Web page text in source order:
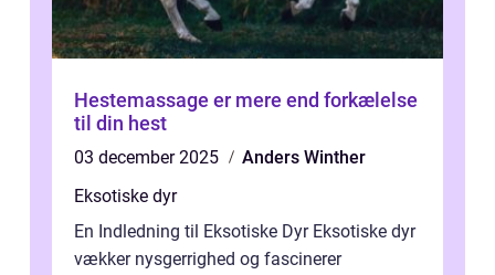
Hestemassage er mere end forkælelse
til din hest
03 december 2025
Anders Winther
Eksotiske dyr
En Indledning til Eksotiske Dyr Eksotiske dyr
vækker nysgerrighed og fascinerer